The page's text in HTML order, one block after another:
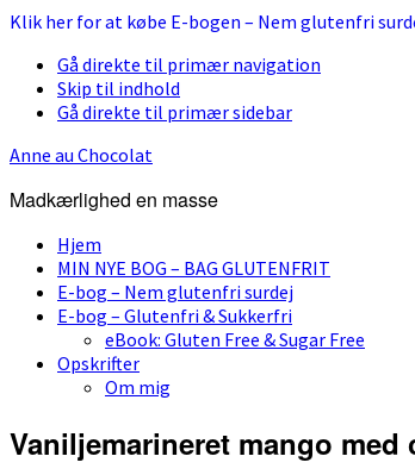
Klik her for at købe E-bogen – Nem glutenfri
Gå direkte til primær navigation
Skip til indhold
Gå direkte til primær sidebar
Anne au Chocolat
Madkærlighed en masse
Hjem
MIN NYE BOG – BAG GLUTENFRIT
E-bog – Nem glutenfri surdej
E-bog – Glutenfri & Sukkerfri
eBook: Gluten Free & Sugar Free
Opskrifter
Om mig
Vaniljemarineret mango